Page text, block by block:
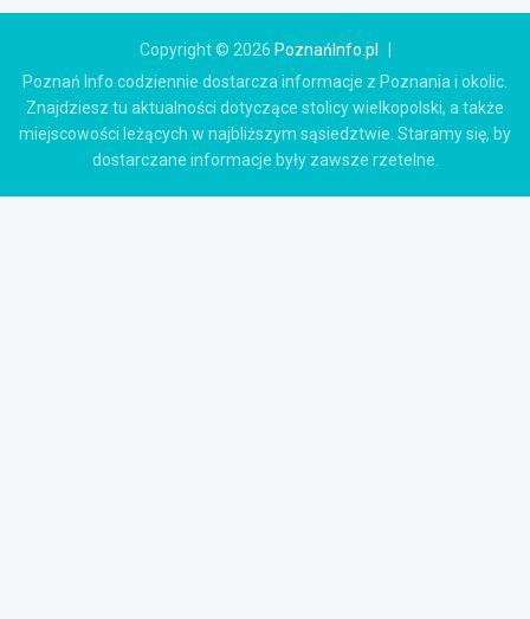
Copyright © 2026 PoznańInfo.pl
Poznań Info codziennie dostarcza informacje z Poznania i okolic.
Znajdziesz tu aktualności dotyczące stolicy wielkopolski, a także
miejscowości leżących w najbliższym sąsiedztwie. Staramy się, by
dostarczane informacje były zawsze rzetelne.